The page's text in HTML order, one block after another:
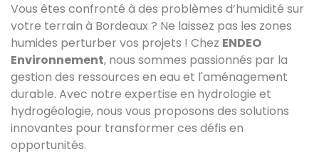
Vous êtes confronté à des problèmes d’humidité sur
votre terrain à Bordeaux ? Ne laissez pas les zones
humides perturber vos projets ! Chez ENDEO
Environnement, nous sommes passionnés par la
gestion des ressources en eau et l'aménagement
durable. Avec notre expertise en hydrologie et
hydrogéologie, nous vous proposons des solutions
innovantes pour transformer ces défis en
opportunités.